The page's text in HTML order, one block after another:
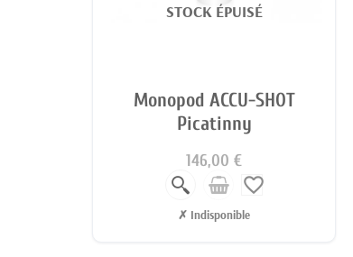
STOCK ÉPUISÉ
Monopod ACCU-SHOT
Picatinny
146,00 €
favorite_border
✗ Indisponible